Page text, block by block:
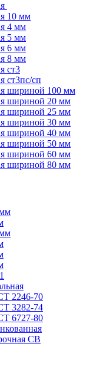
10 мм
4 мм
5 мм
6 мм
8 мм
ст3
ст3пс/сп
шириной 100 мм
шириной 20 мм
шириной 25 мм
шириной 30 мм
шириной 40 мм
шириной 50 мм
шириной 60 мм
шириной 80 мм
2246-70
3282-74
6727-80
СВ